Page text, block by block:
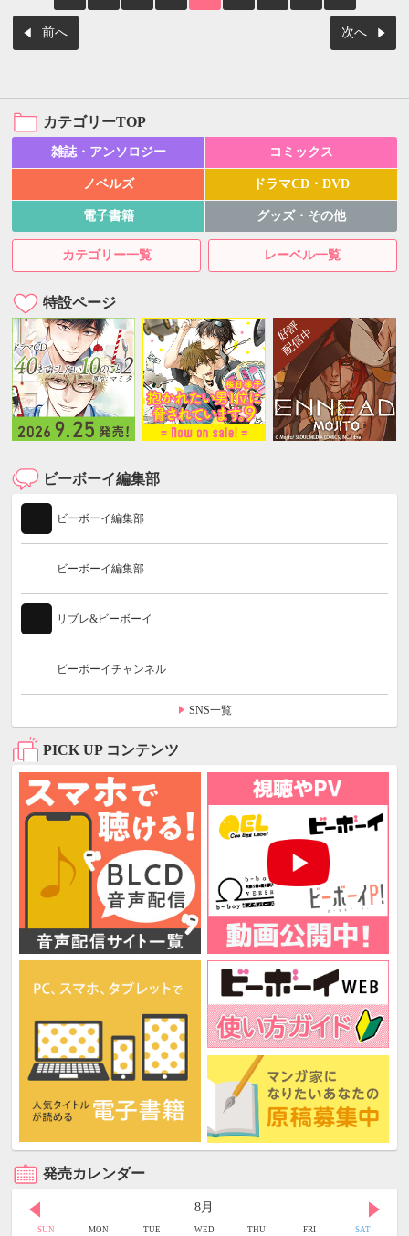
前へ 次へ
カテゴリーTOP
雑誌・アンソロジー コミックス
ノベルズ ドラマCD・DVD
電子書籍 グッズ・その他
カテゴリー一覧 レーベル一覧
特設ページ
ビーボーイ編集部
ビーボーイ編集部
ビーボーイ編集部
リブレ&ビーボーイ
ビーボーイチャンネル
SNS一覧
PICK UP コンテンツ
発売カレンダー
8月
SUN MON TUE WED THU FRI SAT